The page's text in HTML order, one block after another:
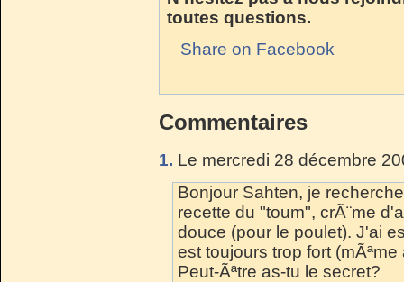
toutes questions.
Share on Facebook
Commentaires
1. Le mercredi 28 décembre
Bonjour Sahten, je
recette du "toum", crÃ¨me
douce (pour le poulet). J'ai
est toujours trop fort
Peut-Ãªtre as-tu le secret?